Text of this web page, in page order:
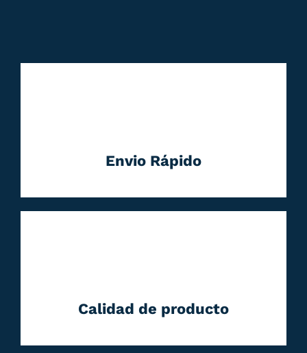
Envio Rápido
Calidad de producto